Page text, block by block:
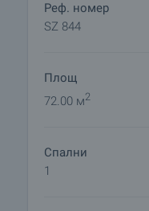
Реф. номер
SZ 844
Площ
72.00 м2
Спални
1